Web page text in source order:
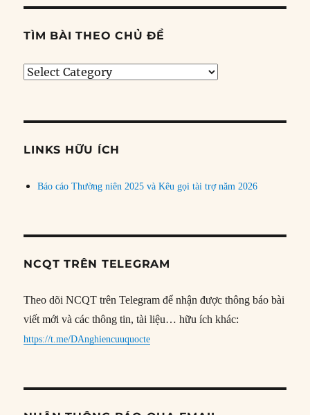
TÌM BÀI THEO CHỦ ĐỀ
Tìm
đề
LINKS HỮU ÍCH
Báo cáo Thường niên 2025 và Kêu gọi tài trợ năm 2026
NCQT TRÊN TELEGRAM
Theo dõi NCQT trên Telegram để nhận được thông báo bài
viết mới và các thông tin, tài liệu… hữu ích khác:
https://t.me/DAnghiencuuquocte